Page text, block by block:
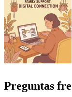
Preguntas